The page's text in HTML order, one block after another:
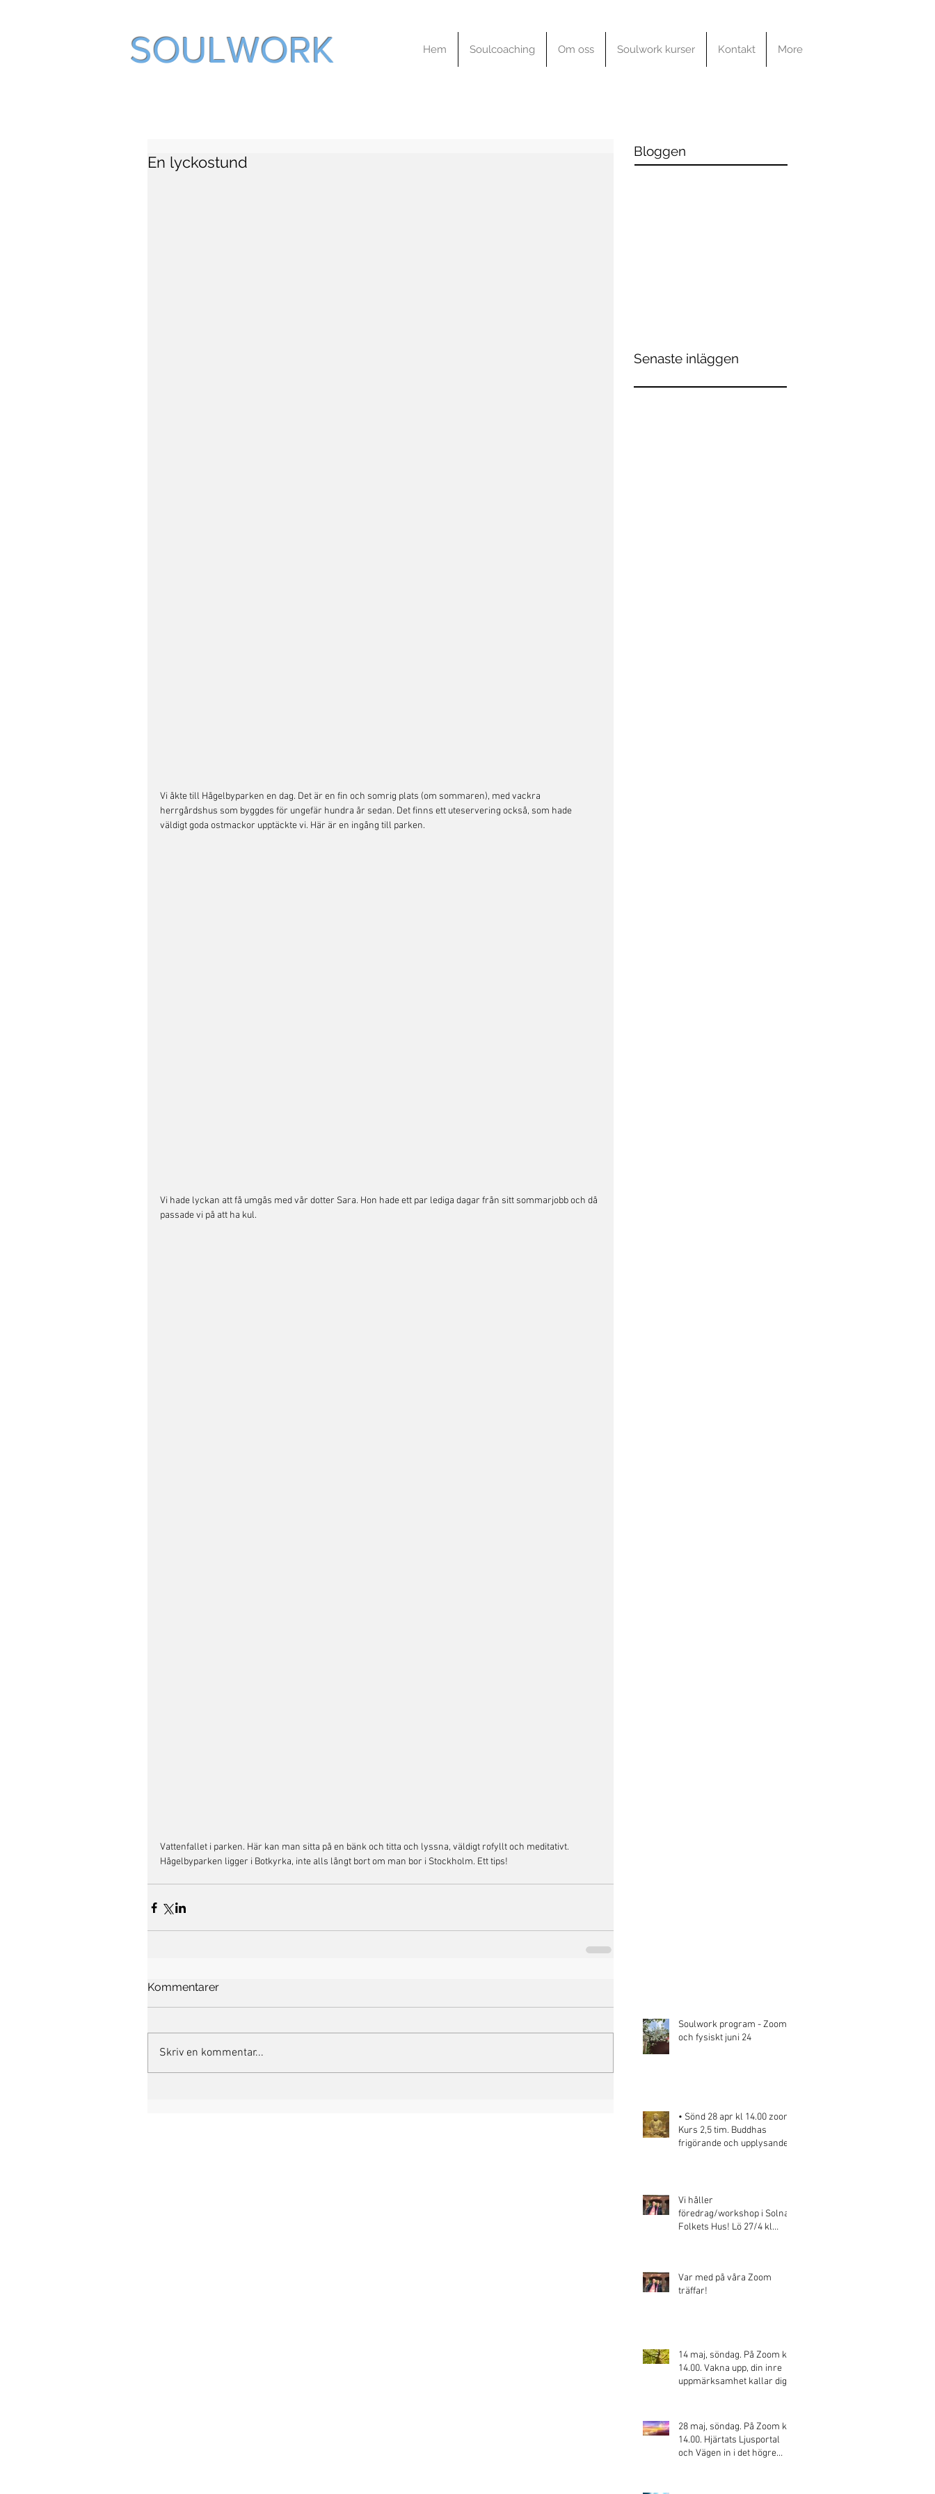
SOULWORK Hem Soulcoaching Om oss Soulwork kurser Kontakt More
En lyckostund
Vi åkte till Hågelbyparken en dag. Det är en fin och somrig plats (om sommaren), med vackra
herrgårdshus som byggdes för ungefär hundra år sedan. Det finns ett uteservering också, som hade
väldigt goda ostmackor upptäckte vi. Här är en ingång till parken.
Vi hade lyckan att få umgås med vår dotter Sara. Hon hade ett par lediga dagar från sitt sommarjobb och då
passade vi på att ha kul.
Vattenfallet i parken. Här kan man sitta på en bänk och titta och lyssna, väldigt rofyllt och meditativt.
Hågelbyparken ligger i Botkyrka, inte alls långt bort om man bor i Stockholm. Ett tips!
Kommentarer
Skriv en kommentar...
Bloggen
Senaste inläggen
Soulwork program - Zoom
och fysiskt juni 24
• Sönd 28 apr kl 14.00 zoom.
Kurs 2,5 tim. Buddhas
frigörande och upplysande
Vi håller
föredrag/workshop i Solna
Folkets Hus! Lö 27/4 kl
Var med på våra Zoom
träffar!
14 maj, söndag. På Zoom kl.
14.00. Vakna upp, din inre
uppmärksamhet kallar dig!
28 maj, söndag. På Zoom kl.
14.00. Hjärtats Ljusportal
och Vägen in i det högre